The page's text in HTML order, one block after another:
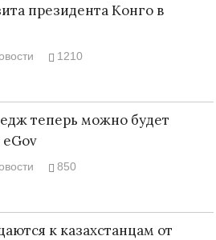
президента Конго в
1210
теперь можно будет
850
к казахстанцам от